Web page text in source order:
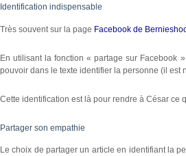
Identification indispensable
Très souvent sur la page Facebook de
En utilisant la fonction « partage sur Facebook
pouvoir dans le texte identifier la personne (il est
Cette identification est là pour rendre à César ce
Partager son empathie
Le choix de partager un article en identifiant la